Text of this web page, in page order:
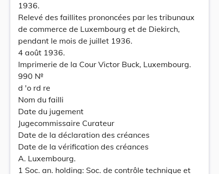
1936.
Relevé des faillites prononcées par les tribunaux
de commerce de Luxembourg et de Diekirch,
pendant le mois de juillet 1936.
4 août 1936.
Imprimerie de la Cour Victor Buck, Luxembourg.
990 №
d 'o rd re
Nom du failli
Date du jugement
Jugecommissaire Curateur
Date de la déclaration des créances
Date de la vérification des créances
A. Luxembourg.
1 Soc. an. holding: Soc. de contrôle technique et